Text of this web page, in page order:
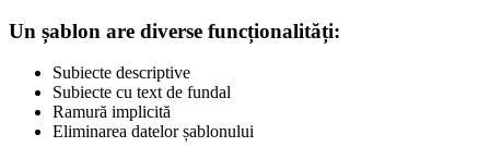
Un șablon are diverse funcționalități:
Subiecte descriptive
Subiecte cu text de fundal
Ramură implicită
Eliminarea datelor șablonului